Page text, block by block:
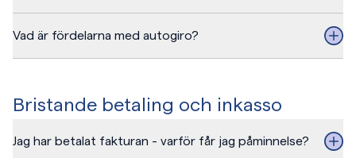
Vad är fördelarna med autogiro?
Bristande betaling och inkasso
Jag har betalat fakturan - varför får jag påminnelse?